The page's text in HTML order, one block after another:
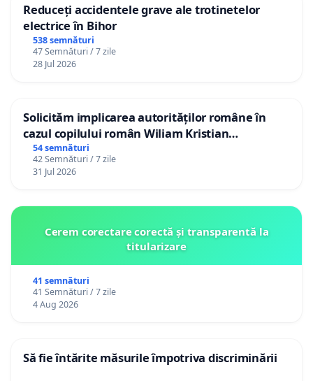
Reduceți accidentele grave ale trotinetelor
electrice în Bihor
538 semnături
47 Semnături / 7 zile
28 Jul 2026
Solicităm implicarea autorităților române în
cazul copilului român Wiliam Kristian
Gheorghe, aflat în plasament în Danemarca de
12 ani
54 semnături
42 Semnături / 7 zile
31 Jul 2026
Cerem corectare corectă și transparentă la
titularizare
41 semnături
41 Semnături / 7 zile
4 Aug 2026
Să fie întărite măsurile împotriva discriminării